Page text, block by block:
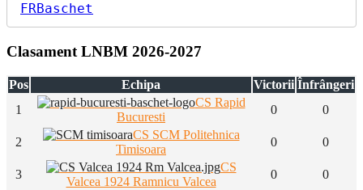
FRBaschet
Clasament LNBM 2026-2027
Pos Echipa Victorii Înfrângeri
1
CS Rapid
Bucuresti
0 0
2
CS SCM Politehnica
Timisoara
0 0
3
CS
Valcea 1924 Ramnicu Valcea
0 0